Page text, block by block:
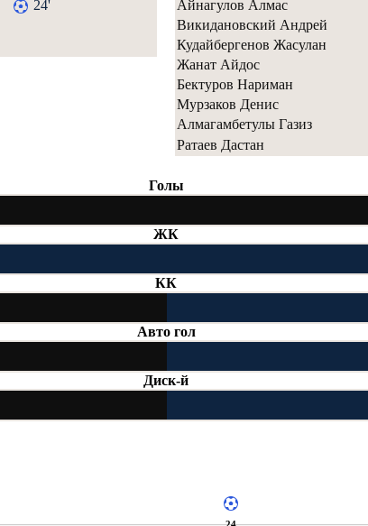
24'
Айнагулов Алмас
Викидановский Андрей
Кудайбергенов Жасулан
Жанат Айдос
Бектуров Нариман
Мурзаков Денис
Алмагамбетулы Газиз
Ратаев Дастан
Голы
ЖК
КК
Авто гол
Диск-й